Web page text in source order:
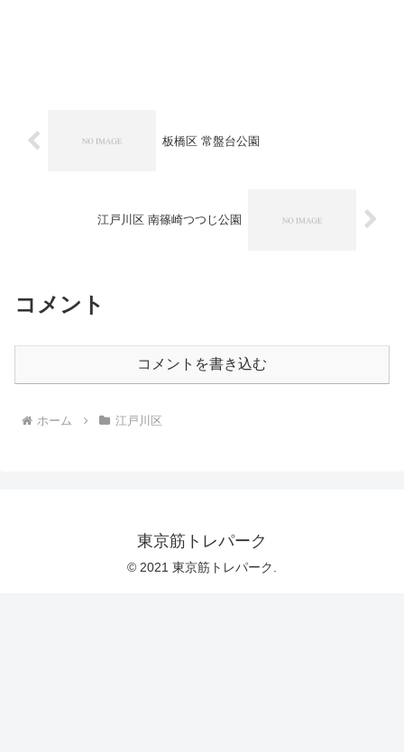
板橋区 常盤台公園
江戸川区 南篠崎つつじ公園
コメント
コメントを書き込む
ホーム 江戸川区
東京筋トレパーク
© 2021 東京筋トレパーク.